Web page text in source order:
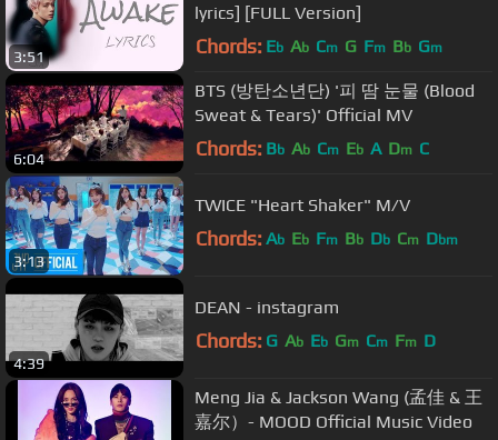
3:51
lyrics] [FULL Version]
Chords: Eb Ab Cm G Fm Bb Gm
6:04
BTS (방탄소년단) '피 땀 눈물 (Blood
Sweat & Tears)' Official MV
Chords: Bb Ab Cm Eb A Dm C
3:13
TWICE "Heart Shaker" M/V
Chords: Ab Eb Fm Bb Db Cm Dbm
4:39
DEAN - instagram
Chords: G Ab Eb Gm Cm Fm D
Meng Jia & Jackson Wang (孟佳 & 王
嘉尔）- MOOD Official Music Video